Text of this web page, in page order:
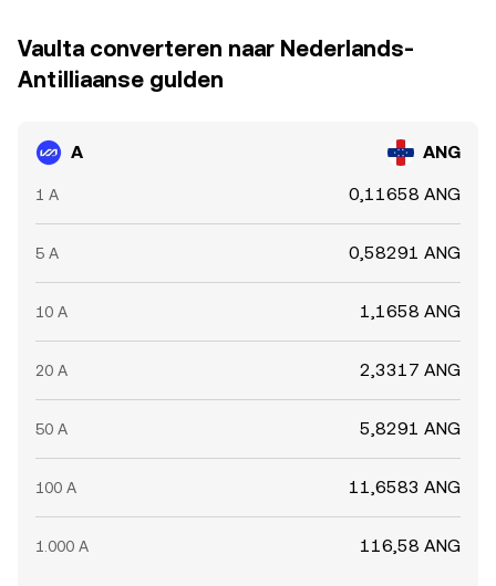
Vaulta converteren naar Nederlands-
Antilliaanse gulden
A ANG
1 A 0,11658 ANG
5 A 0,58291 ANG
10 A 1,1658 ANG
20 A 2,3317 ANG
50 A 5,8291 ANG
100 A 11,6583 ANG
1.000 A 116,58 ANG